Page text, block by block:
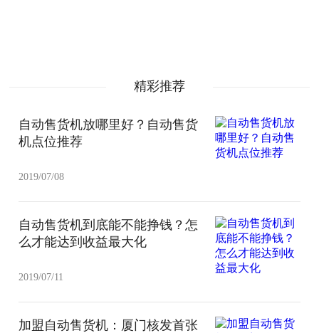
精彩推荐
自动售货机放哪里好？自动售货
机点位推荐
2019/07/08
自动售货机到底能不能挣钱？怎
么才能达到收益最大化
2019/07/11
加盟自动售货机：厦门核发首张